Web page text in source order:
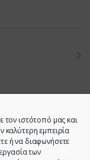
τον ιστότοπό μας και
καλύτερη εμπειρία
ή να διαφωνήσετε
των